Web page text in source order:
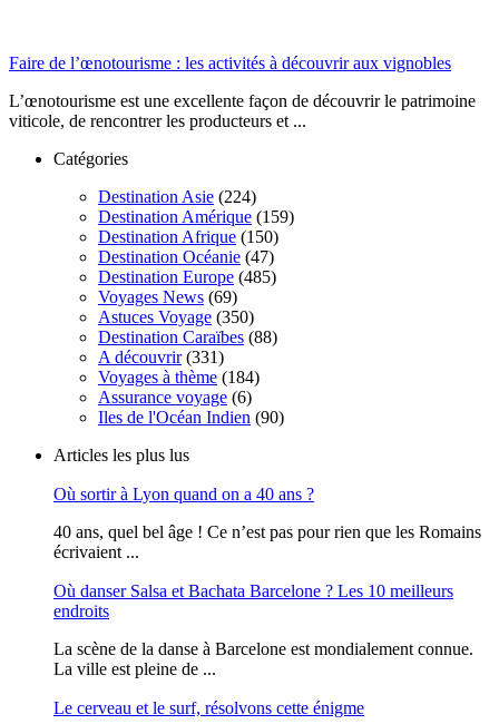
Faire de l’œnotourisme : les activités à découvrir aux vignobles
L’œnotourisme est une excellente façon de découvrir le patrimoine
viticole, de rencontrer les producteurs et ...
Catégories
Destination Asie (224)
Destination Amérique (159)
Destination Afrique (150)
Destination Océanie (47)
Destination Europe (485)
Voyages News (69)
Astuces Voyage (350)
Destination Caraïbes (88)
A découvrir(331)
Voyages à thème (184)
Assurance voyage (6)
Iles de l'Océan Indien (90)
Articles les plus lus
Où sortir à Lyon quand on a 40 ans ?
40 ans, quel bel âge ! Ce n’est pas pour rien que les Romains
écrivaient ...
Où danser Salsa et Bachata Barcelone ? Les 10 meilleurs
endroits
La scène de la danse à Barcelone est mondialement connue.
La ville est pleine de ...
Le cerveau et le surf, résolvons cette énigme